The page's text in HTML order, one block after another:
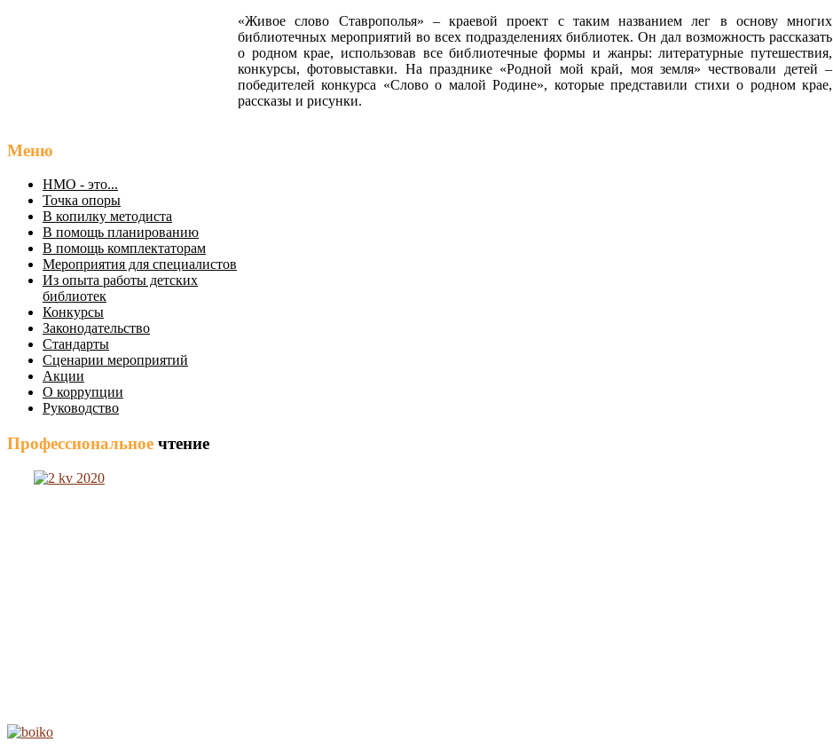
«Живое слово Ставрополья» – краевой проект с таким названием лег в основу многих
библиотечных мероприятий во всех подразделениях библиотек. Он дал возможность рассказать
о родном крае, использовав все библиотечные формы и жанры: литературные путешествия,
конкурсы, фотовыставки. На празднике «Родной мой край, моя земля» чествовали детей –
победителей конкурса «Слово о малой Родине», которые представили стихи о родном крае,
рассказы и рисунки.
Меню
НМО - это...
Точка опоры
В копилку методиста
В помощь планированию
В помощь комплектаторам
Мероприятия для специалистов
Из опыта работы детских
библиотек
Конкурсы
Законодательство
Стандарты
Сценарии мероприятий
Акции
О коррупции
Руководство
Профессиональное чтение